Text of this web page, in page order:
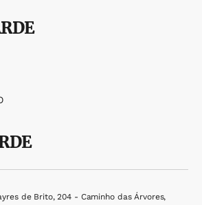
de Brito, 204 - Caminho das Árvores,